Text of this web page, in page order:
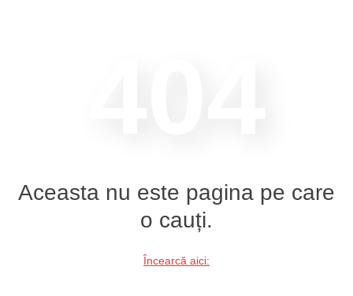
Aceasta nu este pagina pe care
o cauți.
Încearcă aici: